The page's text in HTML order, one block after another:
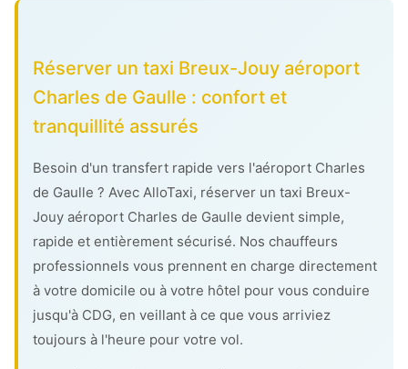
Réserver un taxi Breux-Jouy aéroport
Charles de Gaulle : confort et
tranquillité assurés
Besoin d'un transfert rapide vers l'aéroport Charles
de Gaulle ? Avec AlloTaxi, réserver un taxi Breux-
Jouy aéroport Charles de Gaulle devient simple,
rapide et entièrement sécurisé. Nos chauffeurs
professionnels vous prennent en charge directement
à votre domicile ou à votre hôtel pour vous conduire
jusqu'à CDG, en veillant à ce que vous arriviez
toujours à l'heure pour votre vol.